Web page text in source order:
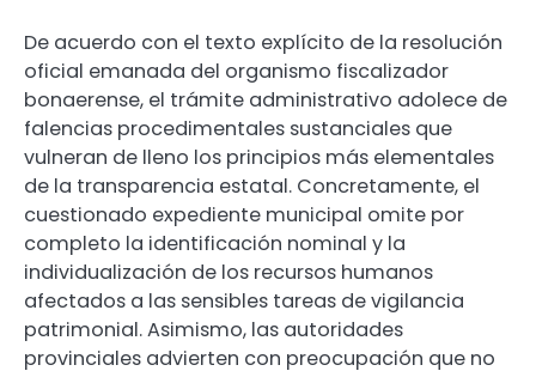
De acuerdo con el texto explícito de la resolución
oficial emanada del organismo fiscalizador
bonaerense, el trámite administrativo adolece de
falencias procedimentales sustanciales que
vulneran de lleno los principios más elementales
de la transparencia estatal. Concretamente, el
cuestionado expediente municipal omite por
completo la identificación nominal y la
individualización de los recursos humanos
afectados a las sensibles tareas de vigilancia
patrimonial. Asimismo, las autoridades
provinciales advierten con preocupación que no